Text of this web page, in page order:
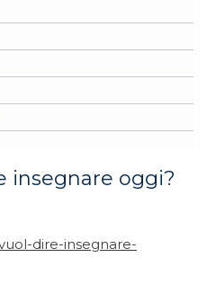
insegnare oggi?
dire-insegnare-